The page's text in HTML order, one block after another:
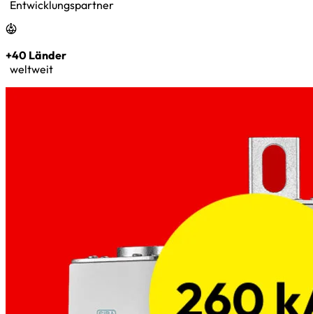
Entwicklungspartner
+40 Länder
weltweit